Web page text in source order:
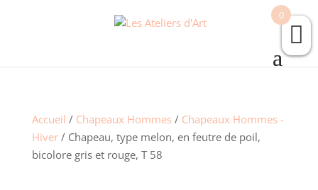
Accueil / Chapeaux Hommes/ Chapeaux Hommes -
Hiver/ Chapeau, type melon, en feutre de poil,
bicolore gris et rouge, T 58
0